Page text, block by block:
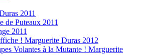
2011
de Puteaux 2011
2011
! Marguerite Duras 2012
Volantes à la Mutante ! Marguerite